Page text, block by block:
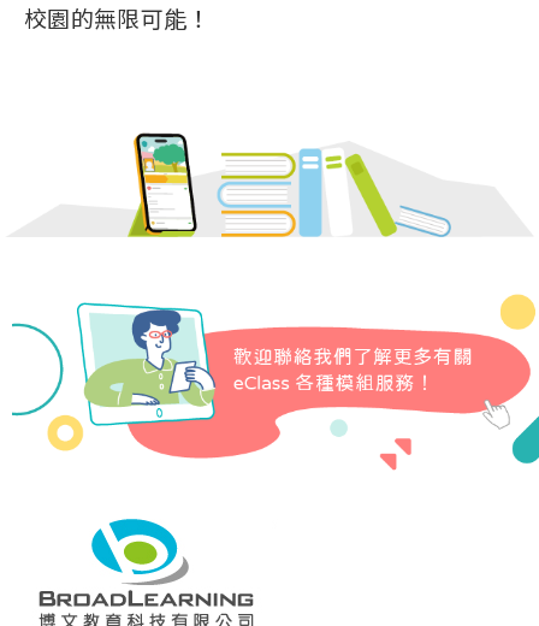
校園的無限可能！